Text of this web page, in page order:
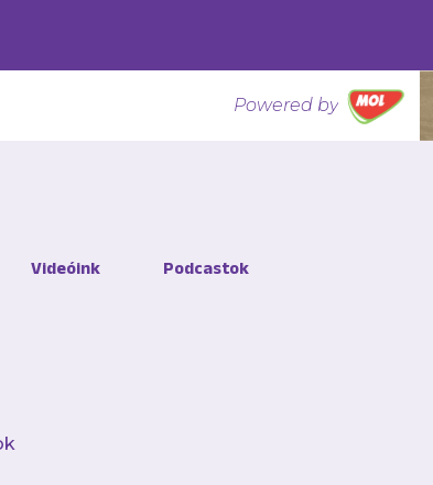
Powered by
Videóink Podcastok
hangulat
hogy érzed magad?